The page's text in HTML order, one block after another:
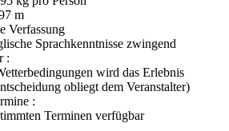
m
Verfassung
Sprachkenntnisse zwingend
:
wird das Erlebnis
obliegt dem Veranstalter)
:
Terminen verfügbar